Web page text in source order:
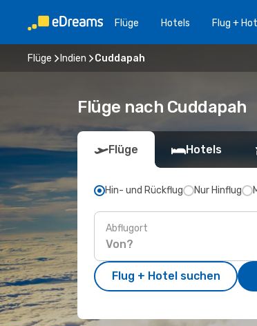
Flüge Hotels Flug +
Flüge Indien Cuddapah
Flüge nach Cuddapah
Flüge Hotels
Hin- und Rückflug Nur Hinflug
Abflugort
Flug + Hotel suchen